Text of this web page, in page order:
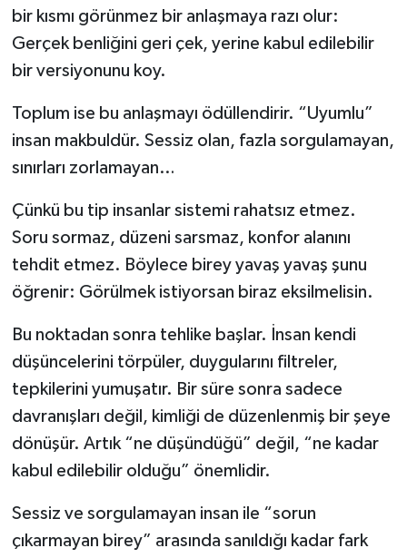
bir kısmı görünmez bir anlaşmaya razı olur:
Gerçek benliğini geri çek, yerine kabul edilebilir
bir versiyonunu koy.
Toplum ise bu anlaşmayı ödüllendirir. “Uyumlu”
insan makbuldür. Sessiz olan, fazla sorgulamayan,
sınırları zorlamayan…
Çünkü bu tip insanlar sistemi rahatsız etmez.
Soru sormaz, düzeni sarsmaz, konfor alanını
tehdit etmez. Böylece birey yavaş yavaş şunu
öğrenir: Görülmek istiyorsan biraz eksilmelisin.
Bu noktadan sonra tehlike başlar. İnsan kendi
düşüncelerini törpüler, duygularını filtreler,
tepkilerini yumuşatır. Bir süre sonra sadece
davranışları değil, kimliği de düzenlenmiş bir şeye
dönüşür. Artık “ne düşündüğü” değil, “ne kadar
kabul edilebilir olduğu” önemlidir.
Sessiz ve sorgulamayan insan ile “sorun
çıkarmayan birey” arasında sanıldığı kadar fark
Resmi İlanlar
Sağlık
Seri İlan
Sokak Hayvanlarını Sahiplendirme
Sonsöz Özel
Spor
Vasıta
Yaşam